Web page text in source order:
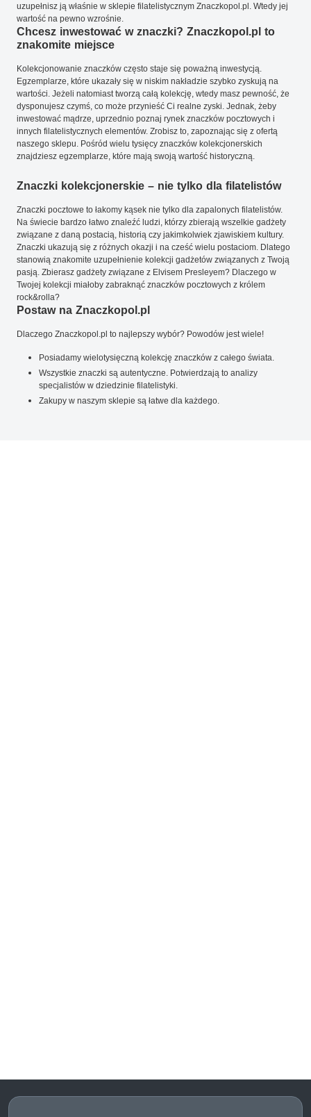
uzupełnisz ją właśnie w sklepie filatelistycznym Znaczkopol.pl. Wtedy jej
wartość na pewno wzrośnie.
Chcesz inwestować w znaczki? Znaczkopol.pl to
znakomite miejsce
Kolekcjonowanie znaczków często staje się poważną inwestycją.
Egzemplarze, które ukazały się w niskim nakładzie szybko zyskują na
wartości. Jeżeli natomiast tworzą całą kolekcję, wtedy masz pewność, że
dysponujesz czymś, co może przynieść Ci realne zyski. Jednak, żeby
inwestować mądrze, uprzednio poznaj rynek znaczków pocztowych i
innych filatelistycznych elementów. Zrobisz to, zapoznając się z ofertą
naszego sklepu. Pośród wielu tysięcy znaczków kolekcjonerskich
znajdziesz egzemplarze, które mają swoją wartość historyczną.
Znaczki kolekcjonerskie – nie tylko dla filatelistów
Znaczki pocztowe to łakomy kąsek nie tylko dla zapalonych filatelistów.
Na świecie bardzo łatwo znaleźć ludzi, którzy zbierają wszelkie gadżety
związane z daną postacią, historią czy jakimkolwiek zjawiskiem kultury.
Znaczki ukazują się z różnych okazji i na cześć wielu postaciom. Dlatego
stanowią znakomite uzupełnienie kolekcji gadżetów związanych z Twoją
pasją. Zbierasz gadżety związane z Elvisem Presleyem? Dlaczego w
Twojej kolekcji miałoby zabraknąć znaczków pocztowych z królem
rock&rolla?
Postaw na Znaczkopol.pl
Dlaczego Znaczkopol.pl to najlepszy wybór? Powodów jest wiele!
Posiadamy wielotysięczną kolekcję znaczków z całego świata.
Wszystkie znaczki są autentyczne. Potwierdzają to analizy
specjalistów w dziedzinie filatelistyki.
Zakupy w naszym sklepie są łatwe dla każdego.